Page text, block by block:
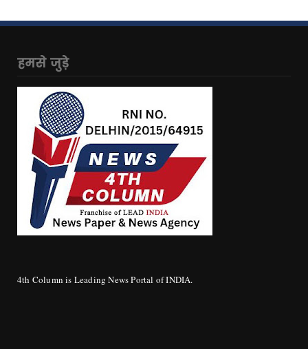
हमसे जुड़े
4th Column is Leading News Portal of INDIA.